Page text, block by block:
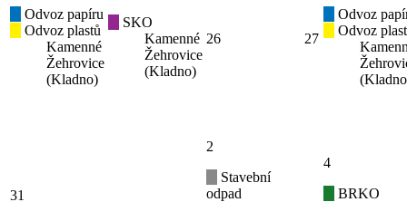
Odvoz papíru
Odvoz plastů
Kamenné
Žehrovice
(Kladno)
SKO
Kamenné
Žehrovice
(Kladno)
26 27
Odvoz
Odvoz
31
2
Stavební
odpad
4
BRKO